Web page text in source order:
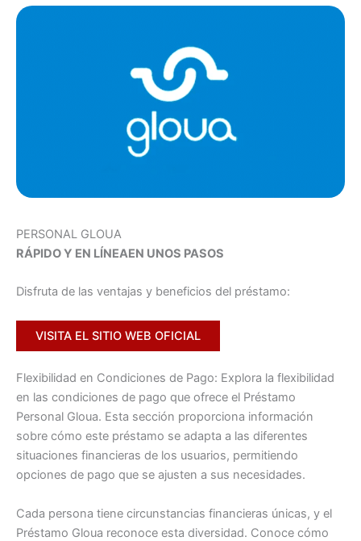
PERSONAL GLOUA
RÁPIDO Y EN LÍNEAEN UNOS PASOS
Disfruta de las ventajas y beneficios del préstamo:
VISITA EL SITIO WEB OFICIAL
Flexibilidad en Condiciones de Pago: Explora la flexibilidad
en las condiciones de pago que ofrece el Préstamo
Personal Gloua. Esta sección proporciona información
sobre cómo este préstamo se adapta a las diferentes
situaciones financieras de los usuarios, permitiendo
opciones de pago que se ajusten a sus necesidades.
Cada persona tiene circunstancias financieras únicas, y el
Préstamo Gloua reconoce esta diversidad. Conoce cómo